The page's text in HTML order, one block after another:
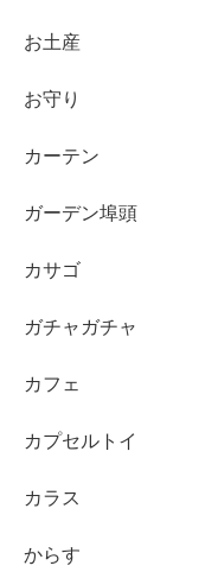
お土産
お守り
カーテン
ガーデン埠頭
カサゴ
ガチャガチャ
カフェ
カプセルトイ
カラス
からす